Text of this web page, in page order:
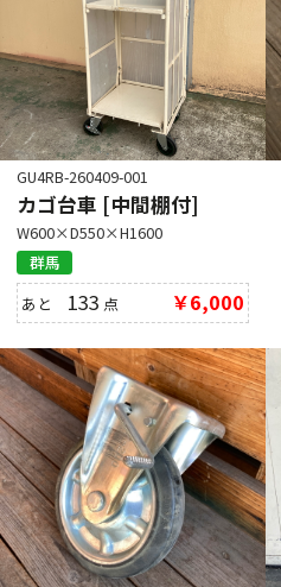
GU4RB-260409-001
カゴ台車 [中間棚付]
W600×D550×H1600
群馬
あと 133 点 ￥6,000